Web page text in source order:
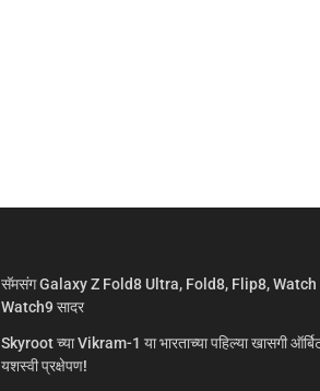
सॅमसंग Galaxy Z Fold8 Ultra, Fold8, Flip8,
Watch9 सादर
Skyroot च्या Vikram-1 या भारताच्या पहिल्या खासगी
यशस्वी प्रक्षेपण!